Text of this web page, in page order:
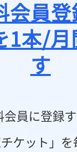
会員
1本/
す
会員に登録
ケット」